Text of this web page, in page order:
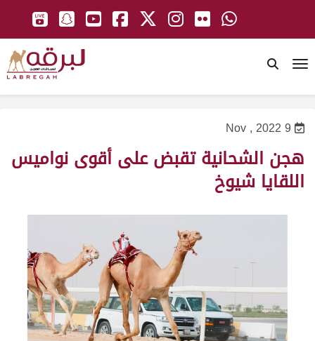
9 Nov , 2022
هجن الشحانية تقبض على أقوى نواميس
اللقايا شيوخ